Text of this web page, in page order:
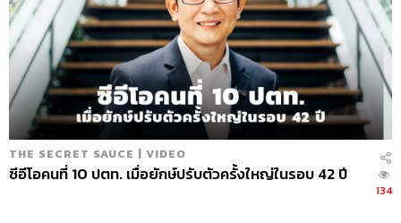
THE SECRET SAUCE | VIDEO
ซีอีโอคนที่ 10 ปตท. เมื่อยักษ์ปรับตัวครั้งใหญ่ในรอบ 42 ปี
134